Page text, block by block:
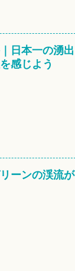
日本一の湧出
感じよう
ーンの渓流が